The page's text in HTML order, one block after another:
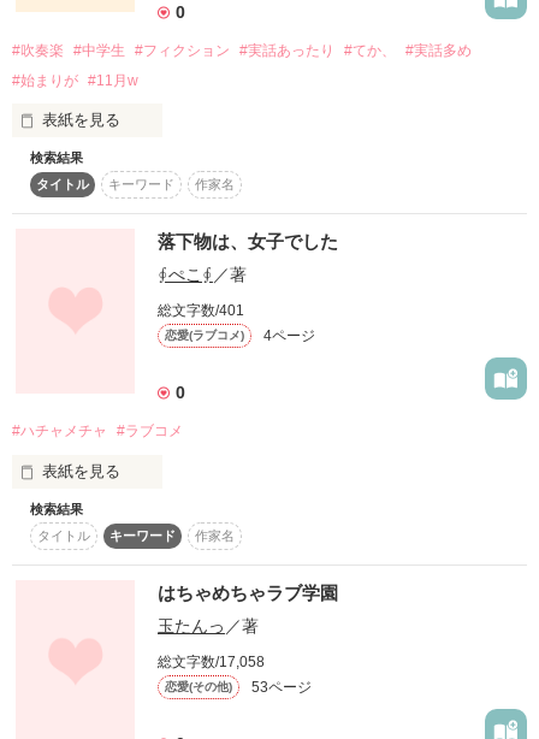
0
#吹奏楽 #中学生 #フィクション #実話あったり #てか、
#実話多め
#始まりが #11月w
表紙を見る
この、作品は吹部のアホどもが送る作品ですw
良かったら読んでみてくださいw
検索結果
タイトル
キーワード 作家名
落下物は、女子でした
∮ぺこ∮ ／著
総文字数/401
恋愛(ラブコメ) 4ページ
0
#ハチャメチャ #ラブコメ
表紙を見る
あのできごとは今でも忘れられない…。
朝、普通に登校して、普通に校門をくぐろうと思った時、それ
は起きてしまった…。
検索結果
タイトル
キーワード 作家名
はちゃめちゃラブ学園
玉たんっ ／著
総文字数/17,058
恋愛(その他) 53ページ